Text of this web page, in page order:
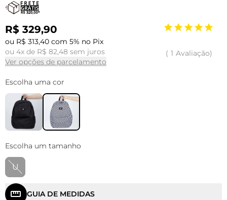
R$ 329,90
ou R$ 313,40 com 5% no Pix
ou 4x de R$ 82,48 sem juros
Ver opções de parcelamento
1 Avaliação
Escolha uma cor
Escolha um tamanho
U
GUIA DE MEDIDAS